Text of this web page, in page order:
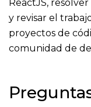
ReactJS,
y revisar el
proyectos de
comunidad de